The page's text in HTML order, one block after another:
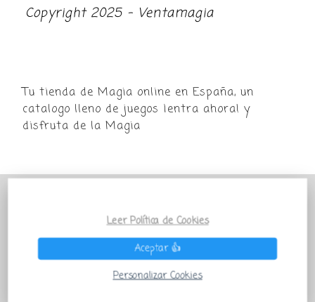
Copyright 2025 - Ventamagia
Tu tienda de Magia online en España, un
catalogo lleno de juegos ¡entra ahora! y
disfruta de la Magia
VENTAMAGIA PERMANECERÁ PARADA
TEMPORALMENTE Todos los pedidos que salgan
después del 27 de Julio se enviarán a partir del 01
de Septiembre ¡QUE LA MAGIA TE ACOMPAÑE!
Leer Política de Cookies
Aceptar 👍
Personalizar Cookies